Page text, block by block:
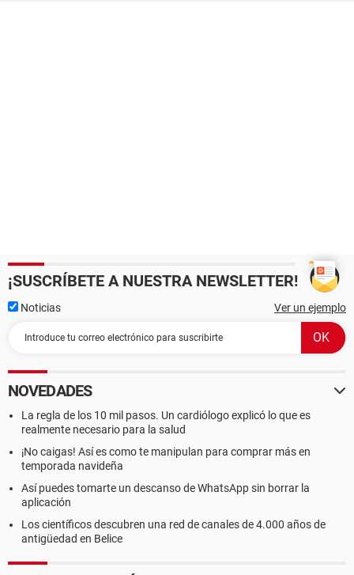
¡SUSCRÍBETE A NUESTRA NEWSLETTER!
Noticias Ver un ejemplo
NOVEDADES
La regla de los 10 mil pasos. Un cardiólogo explicó lo que es
realmente necesario para la salud
¡No caigas! Así es como te manipulan para comprar más en
temporada navideña
Así puedes tomarte un descanso de WhatsApp sin borrar la
aplicación
Los científicos descubren una red de canales de 4.000 años de
antigüedad en Belice